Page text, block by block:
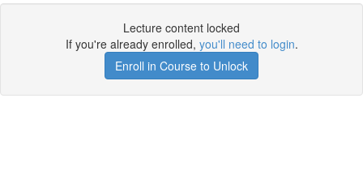
Lecture content locked
If you're already enrolled, you'll need to login.
Enroll in Course to Unlock